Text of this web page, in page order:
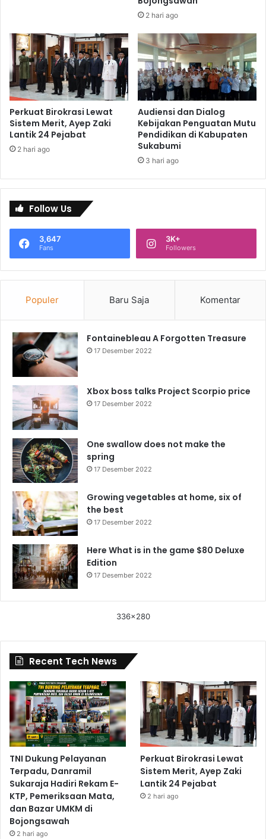
2 hari ago
Perkuat Birokrasi Lewat
Sistem Merit, Ayep Zaki
Lantik 24 Pejabat
2 hari ago
Audiensi dan Dialog
Kebijakan Penguatan Mutu
Pendidikan di Kabupaten
Sukabumi
3 hari ago
Follow Us
3,647
Fans
3K+
Followers
Populer Baru Saja Komentar
Fontainebleau A Forgotten Treasure
17 Desember 2022
Xbox boss talks Project Scorpio price
17 Desember 2022
One swallow does not make the
spring
17 Desember 2022
Growing vegetables at home, six of
the best
17 Desember 2022
Here What is in the game $80 Deluxe
Edition
17 Desember 2022
336x280
Recent Tech News
TNI Dukung Pelayanan
Terpadu, Danramil
Sukaraja Hadiri Rekam E-
KTP, Pemeriksaan Mata,
dan Bazar UMKM di
Bojongsawah
2 hari ago
Perkuat Birokrasi Lewat
Sistem Merit, Ayep Zaki
Lantik 24 Pejabat
2 hari ago